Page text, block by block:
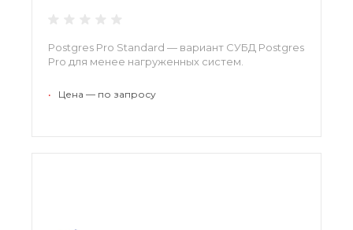
Postgres Pro Standard — вариант СУБД Postgres
Pro для менее нагруженных систем.
• Цена — по запросу